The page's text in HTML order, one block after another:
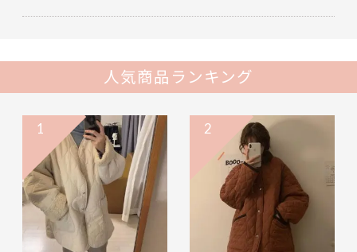
人気商品ランキング
1 2